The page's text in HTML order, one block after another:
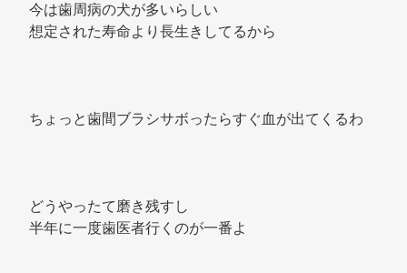
今は歯周病の犬が多いらしい
想定された寿命より長生きしてるから
ちょっと歯間ブラシサボったらすぐ血が出てくるわ
どうやったて磨き残すし
半年に一度歯医者行くのが一番よ